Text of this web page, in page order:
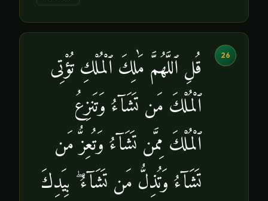
26
قُلِ ٱللَّهُمَّ مَٰلِكَ ٱلْمُلْكِ تُؤْتِى
ٱلْمُلْكَ مَن تَشَآءُ وَتَنزِعُ
ٱلْمُلْكَ مِمَّن تَشَآءُ وَتُعِزُّ مَن
تَشَآءُ وَتُذِلُّ مَن تَشَآءُ ۖ بِيَدِكَ